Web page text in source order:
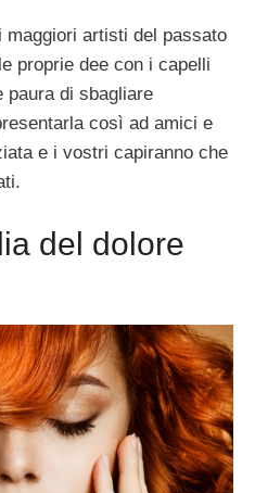
artisti del passato
proprie dee con i capelli
paura di sbagliare
così ad amici e
e i vostri capiranno che
del dolore